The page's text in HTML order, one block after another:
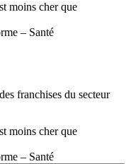
moins cher que
– Santé
franchises du secteur
moins cher que
– Santé